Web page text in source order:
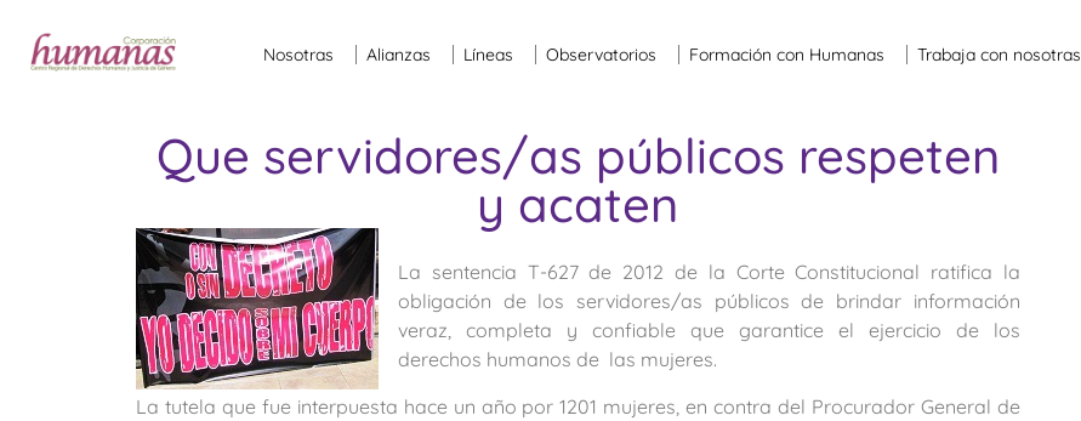
Nosotras Alianzas Líneas Observatorios Formación con Humanas Trabaja con nosotras
Que servidores/as públicos respeten
y acaten
La sentencia T-627 de 2012 de la Corte Constitucional ratifica la
obligación de los servidores/as públicos de brindar información
veraz, completa y confiable que garantice el ejercicio de los
derechos humanos de las mujeres.
La tutela que fue interpuesta hace un año por 1201 mujeres, en contra del Procurador General de